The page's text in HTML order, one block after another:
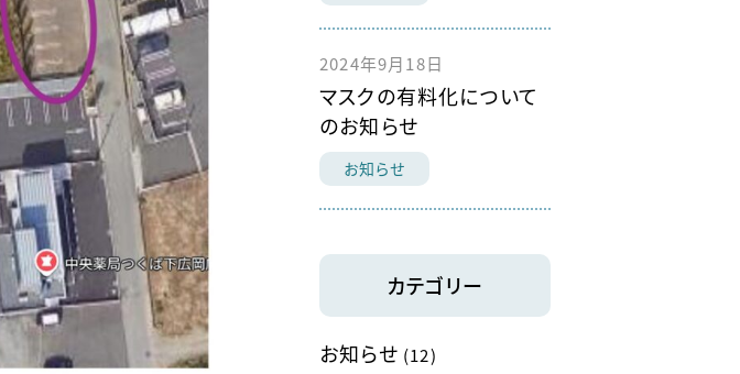
2024年9月18日
マスクの有料化について
のお知らせ
お知らせ
カテゴリー
お知らせ (12)